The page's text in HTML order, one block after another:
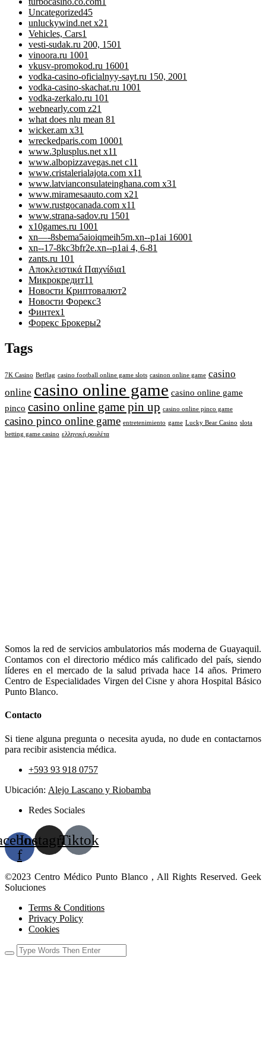
Uncategorized45
unluckywind.net x21
Vehicles, Cars1
vesti-sudak.ru 200, 1501
vinoora.ru 1001
vkusv-promokod.ru 16001
vodka-casino-oficialnyy-sayt.ru 150, 2001
vodka-casino-skachat.ru 1001
vodka-zerkalo.ru 101
webnearly.com z21
what does nlu mean 81
wicker.am x31
wreckedparis.com 10001
www.3plusplus.net x11
www.albopizzavegas.net c11
www.cristalerialajota.com x11
www.latvianconsulateinghana.com x31
www.miramesaauto.com x21
www.rustgocanada.com x11
www.strana-sadov.ru 1501
x10games.ru 1001
xn—-8sbema5aioiqmeih5m.xn--p1ai 16001
xn--17-8kc3bfr2e.xn--p1ai 4, 6-81
zants.ru 101
Αποκλειστικά Παιχνίδια1
Микрокредит11
Новости Криптовалют2
Новости Форекс3
Финтех1
Форекс Брокеры2
Tags
7K Casino Betflag casino football online game slots casinon online game casino
online casino online game casino online game
pinco casino online game pin up casino online pinco game
casino pinco online game entretenimiento game Lucky Bear Casino slota
betting game casino ελληνική ρουλέτα
Somos la red de servicios ambulatorios más moderna de Guayaquil.
Contamos con el directorio médico más calificado del país, siendo
líderes en el mercado de la salud privada hace 14 años. Primero
Centro de Especialidades Virgen del Cisne y ahora Hospital Básico
Punto Blanco.
Contacto
Si tiene alguna pregunta o necesita ayuda, no dude en contactarnos
para recibir asistencia médica.
+593 93 918 0757
Ubicación: Alejo Lascano y Riobamba
Redes Sociales
f
InstagramTiktok
©2023 Centro Médico Punto Blanco , All Rights Reserved. Geek
Soluciones
Terms & Conditions
Privacy Policy
Cookies